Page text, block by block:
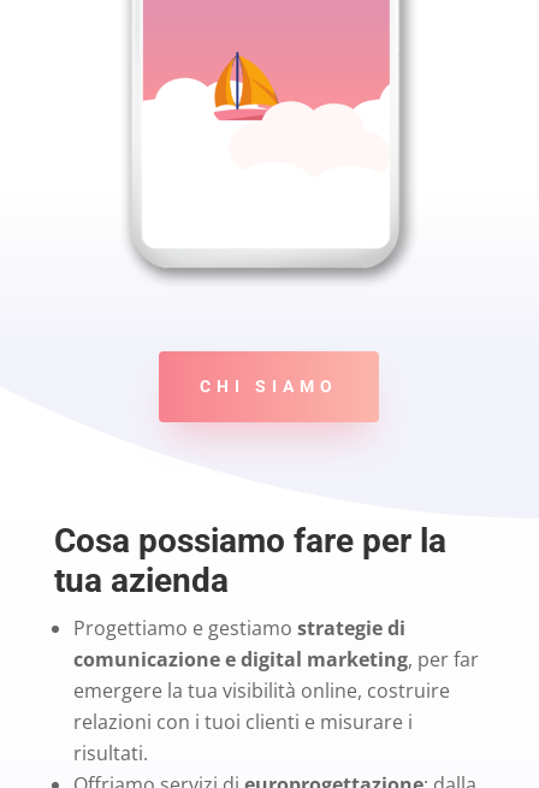
CHI SIAMO
Cosa possiamo fare per la
tua azienda
Progettiamo e gestiamo strategie di
comunicazione e digital marketing, per far
emergere la tua visibilità online, costruire
relazioni con i tuoi clienti e misurare i
risultati.